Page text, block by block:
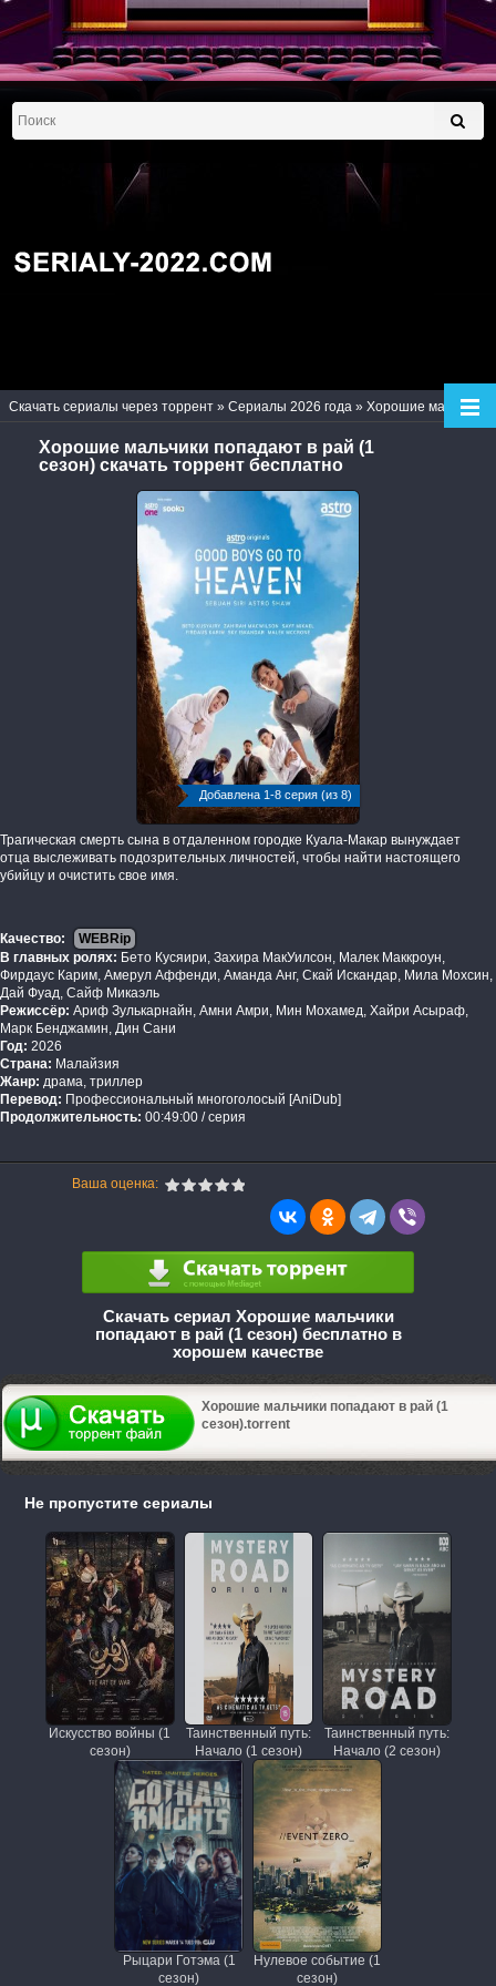
Скачать сериалы через торрент » Сериалы 2026 года » Хорошие мальчики попадают в рай (1 сезон)
Хорошие мальчики попадают в рай (1
сезон) скачать торрент бесплатно
Добавлена 1-8 серия (из 8)
Трагическая смерть сына в отдаленном городке Куала-Макар вынуждает
отца выслеживать подозрительных личностей, чтобы найти настоящего
убийцу и очистить свое имя.
Качество:
WEBRip
В главных ролях: Бето Кусяири, Захира МакУилсон, Малек Маккроун,
Фирдаус Карим, Амерул Аффенди, Аманда Анг, Скай Искандар, Мила Мохсин,
Дай Фуад, Сайф Микаэль
Режиссёр: Ариф Зулькарнайн, Амни Амри, Мин Мохамед, Хайри Асыраф,
Марк Бенджамин, Дин Сани
Год: 2026
Страна: Малайзия
Жанр: драма, триллер
Перевод: Профессиональный многоголосый [AniDub]
Продолжительность: 00:49:00 / серия
Ваша оценка:
Скачать сериал Хорошие мальчики
попадают в рай (1 сезон) бесплатно в
хорошем качестве
Хорошие мальчики попадают в рай (1
сезон).torrent
Не пропустите сериалы
Искусство войны (1
сезон)
Таинственный путь:
Начало (1 сезон)
Таинственный путь:
Начало (2 сезон)
Рыцари Готэма (1
сезон)
Нулевое событие (1
сезон)